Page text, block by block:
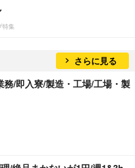
特集
さらに見る
務/即入寮/製造・工場/工場・製